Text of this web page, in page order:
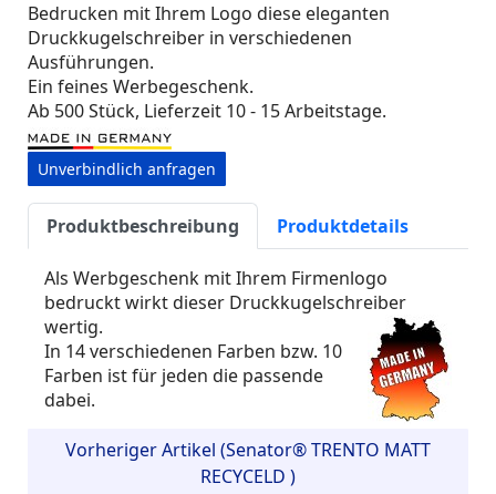
Bedrucken mit Ihrem Logo diese eleganten
Druckkugelschreiber in verschiedenen
Ausführungen.
Ein feines Werbegeschenk.
Ab 500 Stück, Lieferzeit 10 - 15 Arbeitstage.
Unverbindlich anfragen
Produktbeschreibung Produktdetails
Als Werbgeschenk mit Ihrem Firmenlogo
bedruckt wirkt dieser Druckkugelschreiber
wertig.
In 14 verschiedenen Farben bzw. 10
Farben ist für jeden die passende
dabei.
Vorheriger Artikel (Senator® TRENTO MATT
RECYCELD )